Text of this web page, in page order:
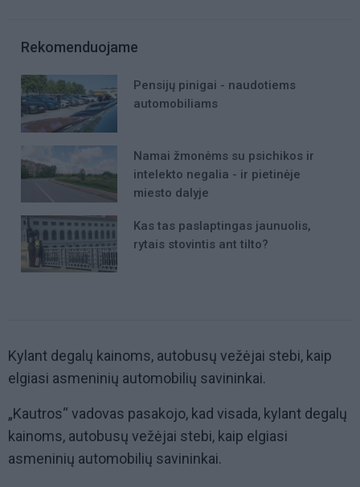
Rekomenduojame
Pensijų pinigai - naudotiems
automobiliams
Namai žmonėms su psichikos ir
intelekto negalia - ir pietinėje
miesto dalyje
Kas tas paslaptingas jaunuolis,
rytais stovintis ant tilto?
Kylant degalų kainoms, autobusų vežėjai stebi, kaip
elgiasi asmeninių automobilių savininkai.
„Kautros“ vadovas pasakojo, kad visada, kylant degalų
kainoms, autobusų vežėjai stebi, kaip elgiasi
asmeninių automobilių savininkai.